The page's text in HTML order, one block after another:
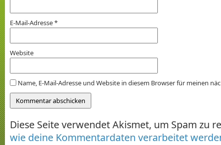
E-Mail-Adresse*
Website
Name, E-Mail-Adresse und Website in diesem Browser für meinen
Diese Seite verwendet Akismet, um Spam zu
wie deine Kommentardaten verarbeitet